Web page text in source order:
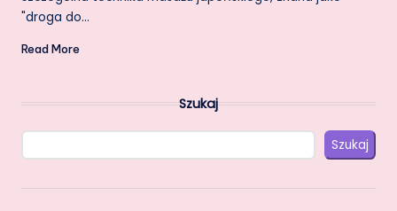
"droga do…
Read More
Szukaj
Szukaj